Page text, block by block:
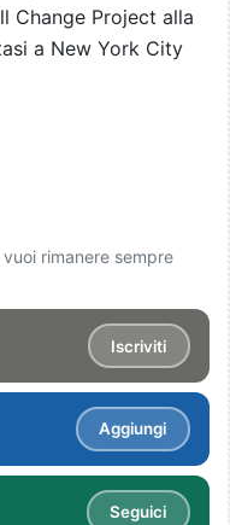
Change Project alla
a New York City
rimanere sempre
Iscriviti
Aggiungi
Seguici